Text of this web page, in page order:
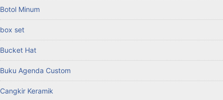
Botol Minum
box set
Bucket Hat
Buku Agenda Custom
Cangkir Keramik